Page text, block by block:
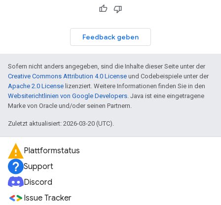
Feedback geben
Sofern nicht anders angegeben, sind die Inhalte dieser Seite unter der
Creative Commons Attribution 4.0 License und Codebeispiele unter der
Apache 2.0 License lizenziert. Weitere Informationen finden Sie in den
Websiterichtlinien von Google Developers. Java ist eine eingetragene
Marke von Oracle und/oder seinen Partnern.
Zuletzt aktualisiert: 2026-03-20 (UTC).
Plattformstatus
Support
Discord
Issue Tracker